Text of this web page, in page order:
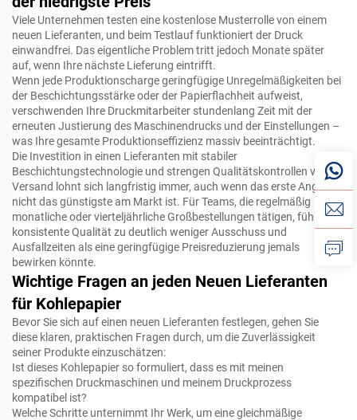
Viele Unternehmen testen eine kostenlose Musterrolle von einem
neuen Lieferanten, und beim Testlauf funktioniert der Druck
einwandfrei. Das eigentliche Problem tritt jedoch Monate später
auf, wenn Ihre nächste Lieferung eintrifft.
Wenn jede Produktionscharge geringfügige Unregelmäßigkeiten bei
der Beschichtungsstärke oder der Papierflachheit aufweist,
verschwenden Ihre Druckmitarbeiter stundenlang Zeit mit der
erneuten Justierung des Maschinendrucks und der Einstellungen –
was Ihre gesamte Produktionseffizienz massiv beeinträchtigt.
Die Investition in einen Lieferanten mit stabiler
Beschichtungstechnologie und strengen Qualitätskontrollen vor
Versand lohnt sich langfristig immer, auch wenn das erste Angebot
nicht das günstigste am Markt ist. Für Teams, die regelmäßig
monatliche oder vierteljährliche Großbestellungen tätigen, führt eine
konsistente Qualität zu deutlich weniger Ausschuss und
Ausfallzeiten als eine geringfügige Preisreduzierung jemals
bewirken könnte.
Wichtige Fragen an jeden Neuen Lieferanten
für Kohlepapier
Bevor Sie sich auf einen neuen Lieferanten festlegen, gehen Sie
diese klaren, praktischen Fragen durch, um die Zuverlässigkeit
seiner Produkte einzuschätzen:
Ist dieses Kohlepapier so formuliert, dass es mit meinen
spezifischen Druckmaschinen und meinem Druckprozess
kompatibel ist?
Welche Schritte unternimmt Ihr Werk, um eine gleichmäßige